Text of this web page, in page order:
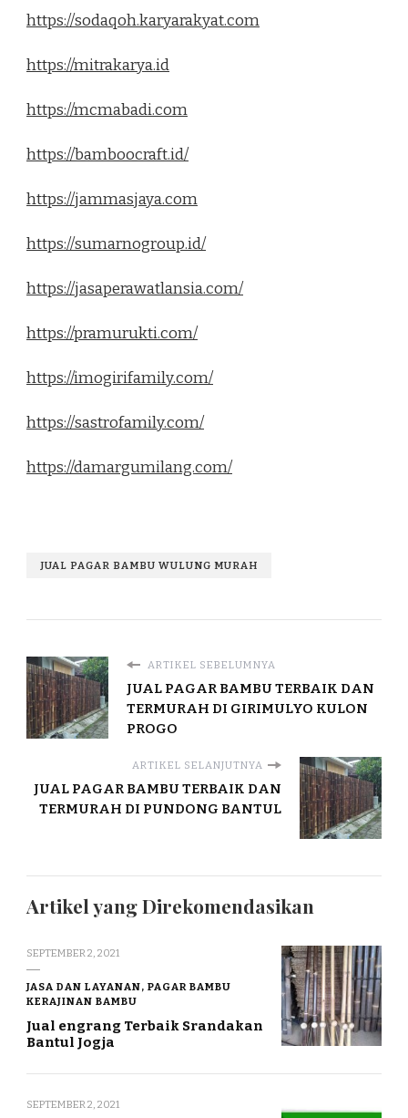
https://sodaqoh.karyarakyat.com
https://mitrakarya.id
https://mcmabadi.com
https://bamboocraft.id/
https://jammasjaya.com
https://sumarnogroup.id/
https://jasaperawatlansia.com/
https://pramurukti.com/
https://imogirifamily.com/
https://sastrofamily.com/
https://damargumilang.com/
JUAL PAGAR BAMBU WULUNG MURAH
ARTIKEL SEBELUMNYA
JUAL PAGAR BAMBU TERBAIK DAN
TERMURAH DI GIRIMULYO KULON
PROGO
ARTIKEL SELANJUTNYA
JUAL PAGAR BAMBU TERBAIK DAN
TERMURAH DI PUNDONG BANTUL
Artikel yang Direkomendasikan
SEPTEMBER 2, 2021
JASA DAN LAYANAN, PAGAR BAMBU
KERAJINAN BAMBU
Jual engrang Terbaik Srandakan
Bantul Jogja
SEPTEMBER 2, 2021